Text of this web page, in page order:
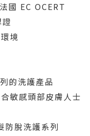
國 EC OCERT
境
的洗護產品
敏感頭部皮膚人士
防脫洗護系列